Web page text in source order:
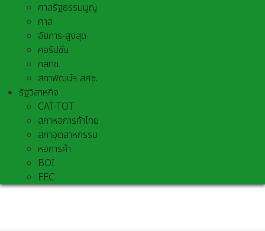
ศาลรัฐธรรมนูญ
ศาล
อัยการ-สูงสุด
คอรัปชั่น
กสทช.
สภาพัฒน์ฯ สศช.
รัฐวิสาหกิจ
CAT-TOT
สภาหอการค้าไทย
สภาอุตสาหกรรม
หอการค้า
BOI
EEC